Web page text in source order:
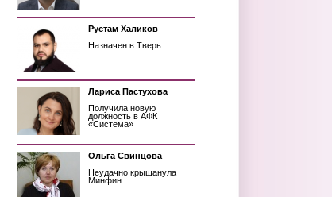
Рустам Халиков
Назначен в Тверь
Лариса Пастухова
Получила новую
должность в АФК
«Система»
Ольга Свинцова
Неудачно крышанула
Минфин